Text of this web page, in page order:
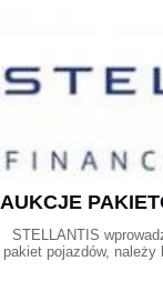
AUKCJE
STELLANTIS
pakiet pojazdów,